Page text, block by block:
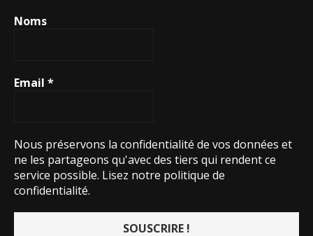
Noms
Email *
Nous préservons la confidentialité de vos données et
ne les partageons qu'avec des tiers qui rendent ce
service possible. Lisez notre politique de
confidentialité.